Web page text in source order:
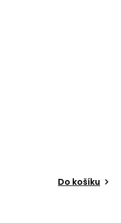
Do košíku